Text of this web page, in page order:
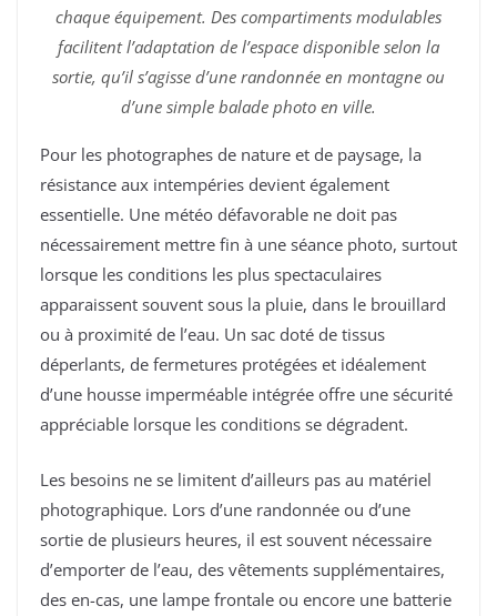
chaque équipement. Des compartiments modulables
facilitent l’adaptation de l’espace disponible selon la
sortie, qu’il s’agisse d’une randonnée en montagne ou
d’une simple balade photo en ville.
Pour les photographes de nature et de paysage, la
résistance aux intempéries devient également
essentielle. Une météo défavorable ne doit pas
nécessairement mettre fin à une séance photo, surtout
lorsque les conditions les plus spectaculaires
apparaissent souvent sous la pluie, dans le brouillard
ou à proximité de l’eau. Un sac doté de tissus
déperlants, de fermetures protégées et idéalement
d’une housse imperméable intégrée offre une sécurité
appréciable lorsque les conditions se dégradent.
Les besoins ne se limitent d’ailleurs pas au matériel
photographique. Lors d’une randonnée ou d’une
sortie de plusieurs heures, il est souvent nécessaire
d’emporter de l’eau, des vêtements supplémentaires,
des en-cas, une lampe frontale ou encore une batterie